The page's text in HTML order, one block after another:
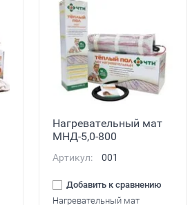
Нагревательный мат
МНД-5,0-800
Артикул: 001
Добавить к сравнению
Нагревательный мат